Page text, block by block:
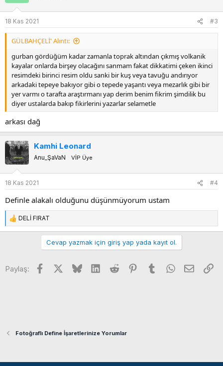
l
e
r
:
18 Kas 2021 #3
GÜLBAHÇELİ' Alıntı:
gurban gördüğüm kadar zamanla toprak altından çıkmış volkanik
kayalar onlarda birşey olacağını sanmam fakat dikkatimi çeken ikinci
resimdeki birinci resim oldu sanki bir kuş veya tavuğu andırıyor
arkadaki tepeye bakıyor gibi o tepede yaşantı veya mezarlık gibi bir
yer varmı o tarafta araştırmanı yap derim benim fikrim şimdilik bu
diyer ustalarda bakıp fikirlerini yazarlar selametle
arkası dağ
Kamhi Leonard
Anu_ŞaVaN VİP Üye
18 Kas 2021 #4
Definle alakalı olduğunu düşünmüyorum ustam
T
e
l
DELİ FIRAT
Cevap yazmak için giriş yap yada kayıt ol.
Paylaş: Facebook BlueskyLinkedIn
Reddit PinterestTumblrWhatsApp
E-posta
Fotoğraflı Define İşaretlerinize Yorumlar